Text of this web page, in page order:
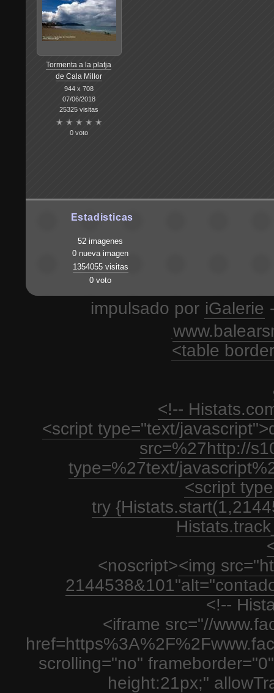
Tormenta a la platja
de Cala Millor
944 x 708
07/06/2018
25325 visitas
0 voto
Estadisticas
52 imagenes
0 nueva imagen
1354055 visitas
0 voto
impulsado por iGalerie
<table
<!--
<script type="text/
src=%27http://
type=%27text/
<script
try
<noscript><img
<!--
<iframe src="//
scrolling="no"
height:21px;"